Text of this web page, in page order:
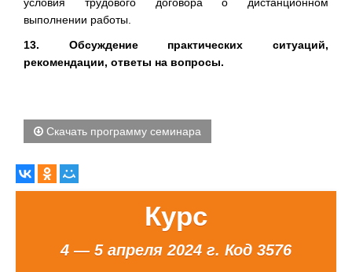
выполнении работы.
13. Обсуждение практических ситуаций,
рекомендации, ответы на вопросы.
Скачать программу семинара
Курс
4 — 5 апреля 2024 г. Код 3576